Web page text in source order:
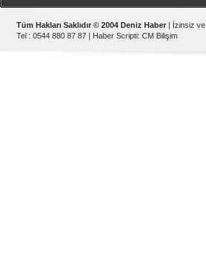
Tüm Hakları Saklıdır © 2004 Deniz Haber | İzinsiz
Tel : 0544 880 87 87 | Haber Scripti: CM Bilişim